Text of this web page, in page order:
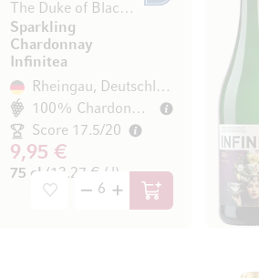
The Duke of Blacktea
Sparkling
Chardonnay
Infinitea
Rheingau, Deutschland
100% Chardonnay
Score 17.5/20
9,95 €
75 cl (13,27 € / l)
In den Warenkorb